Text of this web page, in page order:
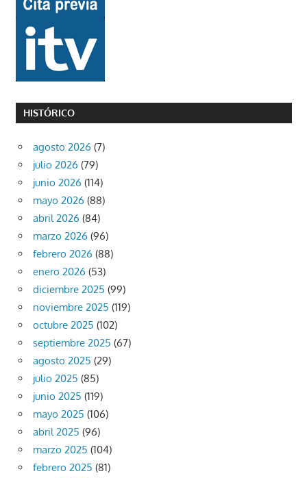
HISTÓRICO
agosto 2026 (7)
julio 2026 (79)
junio 2026 (114)
mayo 2026 (88)
abril 2026 (84)
marzo 2026 (96)
febrero 2026 (88)
enero 2026 (53)
diciembre 2025 (99)
noviembre 2025 (119)
octubre 2025 (102)
septiembre 2025 (67)
agosto 2025 (29)
julio 2025 (85)
junio 2025 (119)
mayo 2025 (106)
abril 2025 (96)
marzo 2025 (104)
febrero 2025 (81)